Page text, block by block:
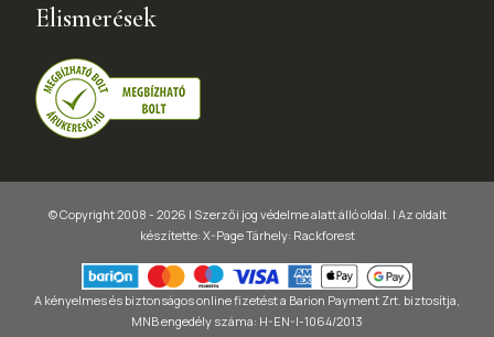
Elismerések
© Copyright 2008 - 2026 | Szerzői jog védelme alatt álló oldal. | Az oldalt
készítette: X-PageTárhely: Rackforest
A kényelmes és biztonságos online fizetést a Barion Payment Zrt. biztosítja,
MNB engedély száma: H-EN-I-1064/2013